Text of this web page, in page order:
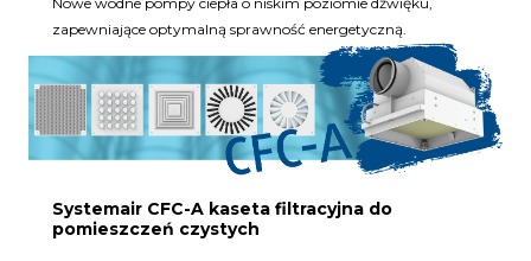
zapewniające optymalną sprawność energetyczną.
Systemair CFC-A kaseta filtracyjna do
pomieszczeń czystych